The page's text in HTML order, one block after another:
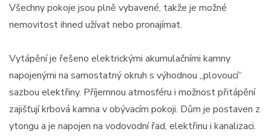
Všechny pokoje jsou plně vybavené, takže je možné
nemovitost ihned užívat nebo pronajímat.
Vytápění je řešeno elektrickými akumulačními kamny
napojenými na samostatný okruh s výhodnou „plovoucí“
sazbou elektřiny. Příjemnou atmosféru i možnost přitápění
zajišťují krbová kamna v obývacím pokoji. Dům je postaven z
ytongu a je napojen na vodovodní řad, elektřinu i kanalizaci.